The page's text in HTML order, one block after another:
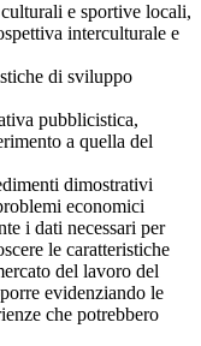
e sportive locali,
interculturale e
di sviluppo
pubblicistica,
a quella del
dimostrativi
economici
i dati necessari per
le caratteristiche
del lavoro del
evidenziando le
che potrebbero